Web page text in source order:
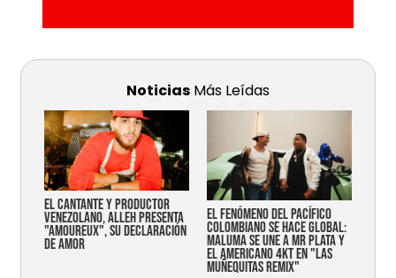
Noticias Más Leídas
EL CANTANTE Y PRODUCTOR
VENEZOLANO, ALLEH PRESENTA
"AMOUREUX", SU DECLARACIÓN
DE AMOR
EL FENÓMENO DEL PACÍFICO
COLOMBIANO SE HACE GLOBAL:
MALUMA SE UNE A MR PLATA Y
EL AMERICANO 4KT EN "LAS
MUÑEQUITAS REMIX"